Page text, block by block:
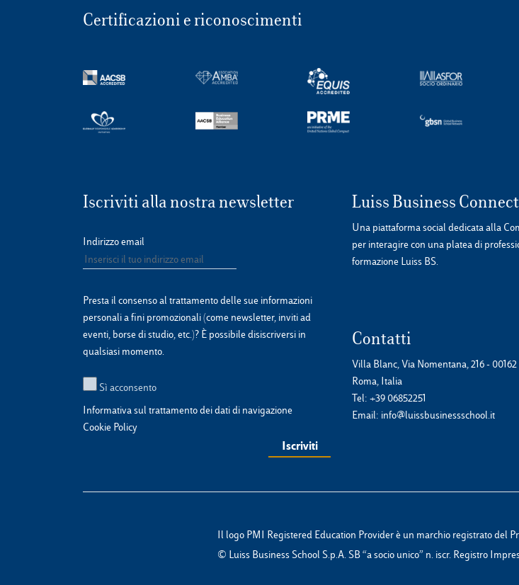
Certificazioni e riconoscimenti
Iscriviti alla nostra newsletter
Indirizzo email
Presta il consenso al trattamento delle sue informazioni
personali a fini promozionali (come newsletter, inviti ad
eventi, borse di studio, etc.)? È possibile disiscriversi in
qualsiasi momento.
Sì acconsento
Informativa sul trattamento dei dati di navigazione
Cookie Policy
Luiss Business Connect
Una piattaforma social dedicata alla
per interagire con una platea di
formazione Luiss BS.
Contatti
Villa Blanc, Via Nomentana, 216 -
Roma, Italia
Tel: +39 06852251
Email: info@luissbusinessschool.it
Il logo PMI Registered Education Provider è un marchio registrato del
© Luiss Business School S.p.A. SB “a socio unico” n. iscr. Registro